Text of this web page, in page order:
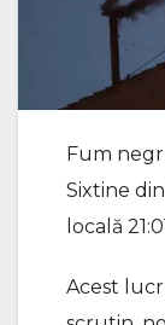
Fum
Sixtine
locală
Acest